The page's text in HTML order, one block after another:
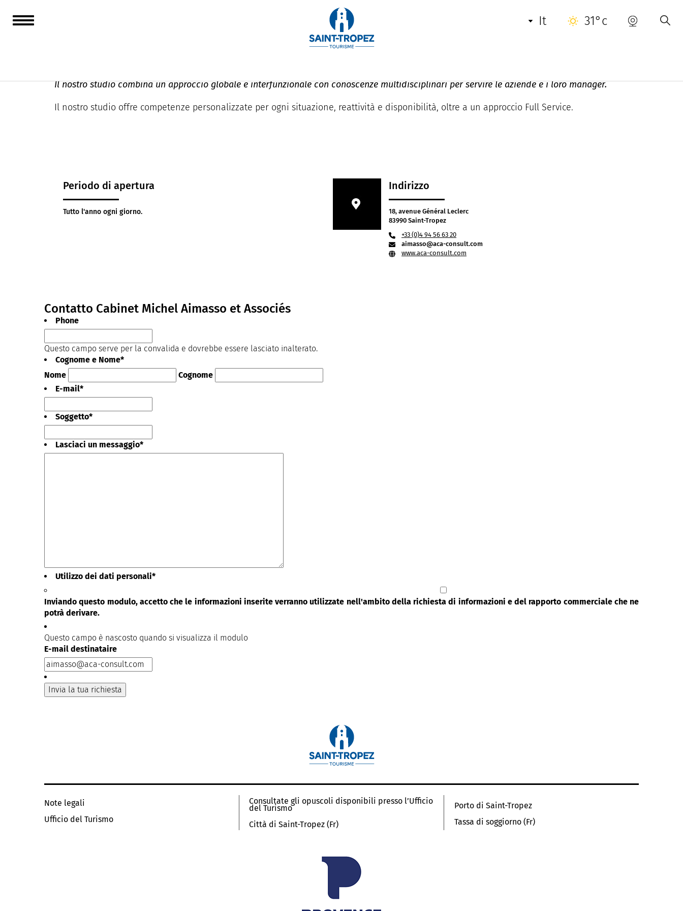
it 31°c
Cabinet Michel Aimasso et Associés
Il nostro studio combina un approccio globale e interfunzionale con conoscenze multidisciplinari per servire le aziende e i loro manager.
Il nostro studio offre competenze personalizzate per ogni situazione, reattività e disponibilità, oltre a un approccio Full Service.
Periodo di apertura
Tutto l'anno ogni giorno.
Indirizzo
18, avenue Général Leclerc
83990 Saint-Tropez
+33 (0)4 94 56 63 20
aimasso@aca-consult.com
www.aca-consult.com
Contatto Cabinet Michel Aimasso et Associés
Phone
Questo campo serve per la convalida e dovrebbe essere lasciato inalterato.
Cognome e Nome*
Nome
Cognome
E-mail*
Soggetto*
Lasciaci un messaggio*
Utilizzo dei dati personali*
Inviando questo modulo, accetto che le informazioni inserite verranno utilizzate nell'ambito della richiesta di informazioni e del rapporto commerciale che ne
potrà derivare.
Questo campo è nascosto quando si visualizza il modulo
E-mail destinataire
Note legali
Ufficio del Turismo
Consultate gli opuscoli disponibili presso l’Ufficio
del Turismo
Città di Saint-Tropez (Fr)
Porto di Saint-Tropez
Tassa di soggiorno (Fr)